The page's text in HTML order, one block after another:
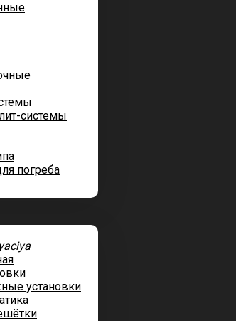
системы
погреба
установки